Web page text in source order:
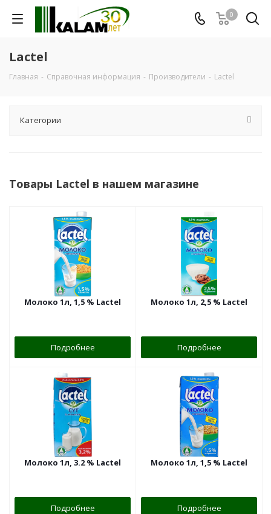
0
Lactel
Главная - Справочная информация - Производители - Lactel
Категории
Товары Lactel в нашем магазине
Молоко 1л, 1,5 % Lactel
Подробнее
Молоко 1л, 2,5 % Lactel
Подробнее
Молоко 1л, 3.2 % Lactel
Подробнее
Молоко 1л, 1,5 % Lactel
Подробнее